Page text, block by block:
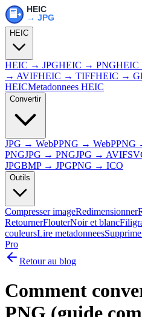
HEIC
HEIC → JPGHEIC → PNGHEIC
→ AVIFHEIC → TIFFHEIC →
HEICMetadonnees HEIC
Convertir
JPG → WebPPNG → WebPPNG
PNGJPG → PNGJPG → AVIF
JPGBMP → JPGPNG → ICO
Outils
Compresser imageRedimensionner
RetournerFlouterNoir et blanc
couleursLire metadonnees
Pro
Retour au blog
Comment